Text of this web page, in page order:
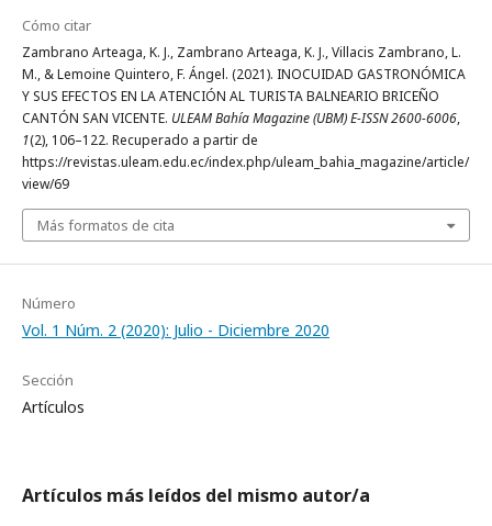
Cómo citar
Zambrano Arteaga, K. J., Zambrano Arteaga, K. J., Villacis Zambrano, L.
M., & Lemoine Quintero, F. Ángel. (2021). INOCUIDAD GASTRONÓMICA
Y SUS EFECTOS EN LA ATENCIÓN AL TURISTA BALNEARIO BRICEÑO
CANTÓN SAN VICENTE. ULEAM Bahía Magazine (UBM) E-ISSN 2600-6006,
1(2), 106–122. Recuperado a partir de
https://revistas.uleam.edu.ec/index.php/uleam_bahia_magazine/article/
view/69
Más formatos de cita
Número
Vol. 1 Núm. 2 (2020): Julio - Diciembre 2020
Sección
Artículos
Artículos más leídos del mismo autor/a